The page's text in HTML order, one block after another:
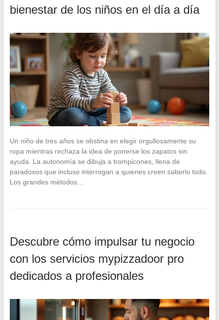
bienestar de los niños en el día a día
Un niño de tres años se obstina en elegir orgullosamente su
ropa mientras rechaza la idea de ponerse los zapatos sin
ayuda. La autonomía se dibuja a trompicones, llena de
paradoxos que incluso interrogan a quienes creen saberlo todo.
Los grandes métodos…
Descubre cómo impulsar tu negocio
con los servicios mypizzadoor pro
dedicados a profesionales